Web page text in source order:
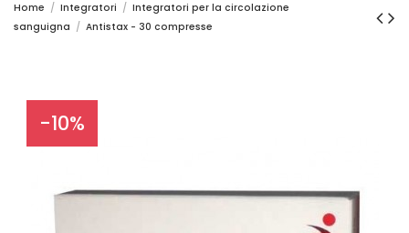
Home Integratori
Integratori per la circolazione
sanguigna
Antistax - 30 compresse
-10%